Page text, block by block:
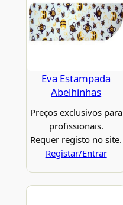
Eva Estampada
Abelhinhas
Preços exclusivos para
profissionais.
Requer registo no site.
Registar/Entrar